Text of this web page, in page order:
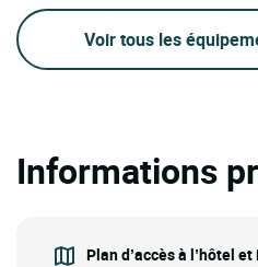
Voir tous les
Informations
Plan d’accès à l’hôtel